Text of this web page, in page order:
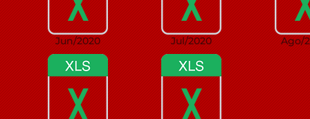
Jun/2020 Jul/2020 Ago/